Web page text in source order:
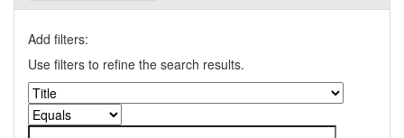
Add filters:
Use filters to refine the search results.